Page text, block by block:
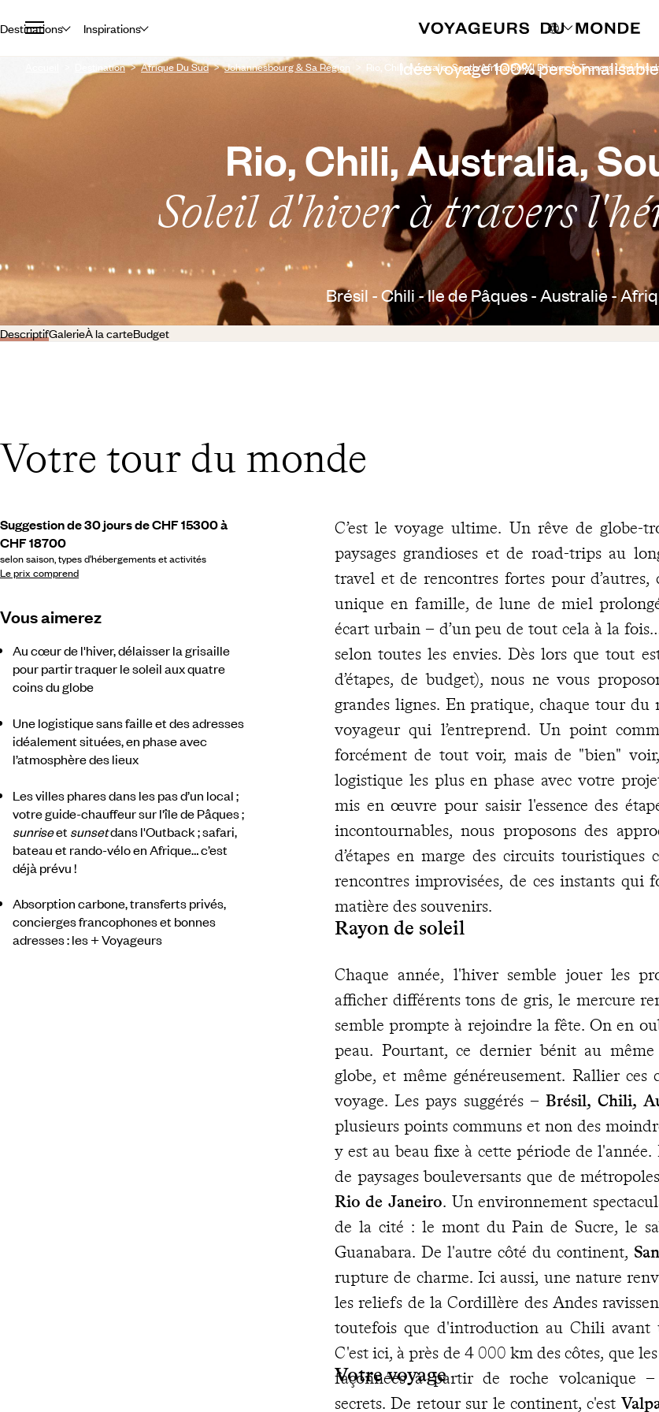
Destinations Inspirations
Destination Afrique Du Sud Johannesbourg & Sa Région Rio, Chili, Australia, South Africa Soleil D'hiver À Travers
Idée voyage 100% personnalisable
Rio, Chili, Australia,
Soleil d'hiver à travers
Brésil - Chili - Ile de Pâques - Australie -
DescriptifGalerieÀ la carteBudget
Votre tour du monde
Suggestion de 30 jours de CHF 15300 à
CHF 18700
selon saison, types d’hébergements et activités
Le prix comprend
Vous aimerez
Au cœur de l'hiver, délaisser la grisaille
pour partir traquer le soleil aux quatre
coins du globe
Une logistique sans faille et des adresses
idéalement situées, en phase avec
l’atmosphère des lieux
Les villes phares dans les pas d’un local ;
votre guide-chauffeur sur l'île de Pâques ;
sunriseetsunsetdans l'Outback ; safari,
bateau et rando-vélo en Afrique… c’est
déjà prévu !
Absorption carbone, transferts privés,
concierges francophones et bonnes
adresses : les + Voyageurs
C’est le voyage ultime. Un rêve de globe-
paysages grandioses et de road-trips au
travel et de rencontres fortes pour d’autres,
unique en famille, de lune de miel
écart urbain – d’un peu de tout cela à la
selon toutes les envies. Dès lors que tout
d’étapes, de budget), nous ne vous
grandes lignes. En pratique, chaque tour du
voyageur qui l’entreprend. Un point
forcément de tout voir, mais de "bien"
logistique les plus en phase avec votre
mis en œuvre pour saisir l'essence des
incontournables, nous proposons des
d’étapes en marge des circuits touristiques
rencontres improvisées, de ces instants qui
matière des souvenirs.
Rayon de soleil
Chaque année, l'hiver semble jouer les
afficher différents tons de gris, le mercure
semble prompte à rejoindre la fête. On en
peau. Pourtant, ce dernier bénit au
globe, et même généreusement. Rallier ces
voyage. Les pays suggérés – Brésil, Chili,
plusieurs points communs et non des
y est au beau fixe à cette période de
de paysages bouleversants que de
Rio de Janeiro. Un environnement
de la cité : le mont du Pain de Sucre, le
Guanabara. De l'autre côté du continent,
rupture de charme. Ici aussi, une nature
les reliefs de la Cordillère des Andes
toutefois que d'introduction au Chili avant
C'est ici, à près de 4 000 km des côtes, que les
façonnées à partir de roche volcanique –
secrets. De retour sur le continent, c'est
Votre voyage